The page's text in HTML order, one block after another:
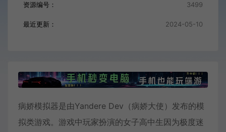
资源编号： 3499
最近更新： 2024-05-10
病娇模拟器是由Yandere Dev（病娇大使）发布的模
拟类游戏。游戏中玩家扮演的女子高中生因为极度迷